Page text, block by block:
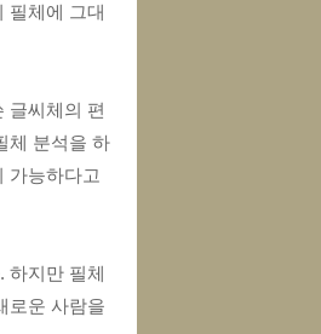
필체에 그대
글씨체의 편
체 분석을 하
가능하다고
지만 필체
로운 사람을